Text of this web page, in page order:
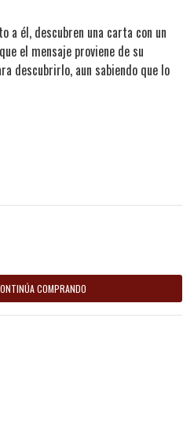
a él, descubren una carta con un
el mensaje proviene de su
descubrirlo, aun sabiendo que lo
COMPRANDO